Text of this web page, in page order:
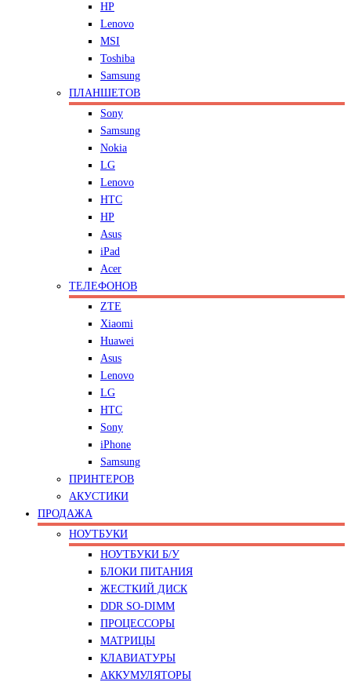
HP
Lenovo
MSI
Toshiba
Samsung
ПЛАНШЕТОВ
Sony
Samsung
Nokia
LG
Lenovo
HTC
HP
Asus
iPad
Acer
ТЕЛЕФОНОВ
ZTE
Xiaomi
Huawei
Asus
Lenovo
LG
HTC
Sony
iPhone
Samsung
ПРИНТЕРОВ
АКУСТИКИ
ПРОДАЖА
НОУТБУКИ
НОУТБУКИ Б/У
БЛОКИ ПИТАНИЯ
ЖЕСТКИЙ ДИСК
DDR SO-DIMM
ПРОЦЕССОРЫ
МАТРИЦЫ
КЛАВИАТУРЫ
АККУМУЛЯТОРЫ